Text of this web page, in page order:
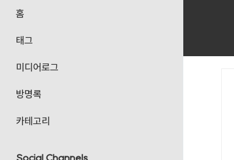
홈
태그
미디어로그
방명록
카테고리
Social Channels